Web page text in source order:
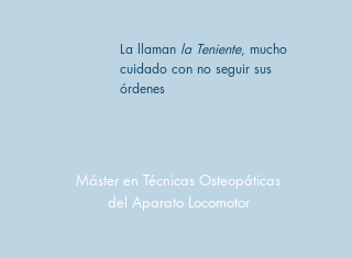
La llaman la Teniente, mucho
cuidado con no seguir sus
órdenes
Máster en Técnicas Osteopáticas
del Aparato Locomotor